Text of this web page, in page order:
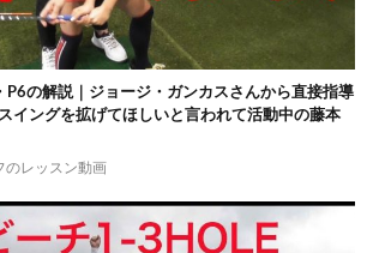
P6の解説｜ジョージ・ガンカスさんから直接指導
イングを拡げてほしいと言われて活動中の藤本
のレッスン動画